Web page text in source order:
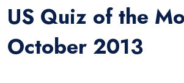
US Quiz of the
October 2013